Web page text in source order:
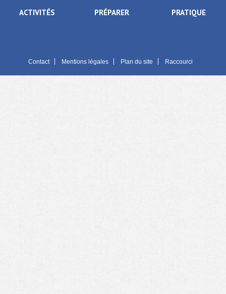
ACTIVITÉS PRÉPARER PRATIQUE
Contact Mentions légales Plan du site Raccourci